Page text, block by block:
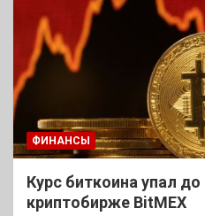
ФИНАНСЫ
Курс биткоина упал до
криптобирже BitMEX